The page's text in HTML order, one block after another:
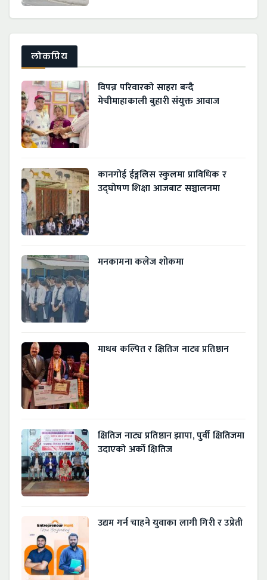
लाेकप्रिय
विपन्न परिवारको साहरा बन्दै
मेचीमाहाकाली बुहारी संयुक्त आवाज
कानगोई ईङ्गलिस स्कुलमा प्राविधिक र
उद्घाेषण शिक्षा आजबाट सञ्चालनमा
मनकामना कलेज शोकमा
माधब कल्पित र क्षितिज नाट्य प्रतिष्ठान
क्षितिज नाट्य प्रतिष्ठान झापा, पुर्वी क्षितिजमा
उदाएको अर्को क्षितिज
उद्यम गर्न चाहने युवाका लागी गिरी र उप्रेती